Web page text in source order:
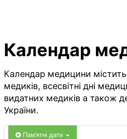
Календар
Календар медицини містить
медиків, всесвітні дні
видатних медиків а також
України.
Пам'ятні дати